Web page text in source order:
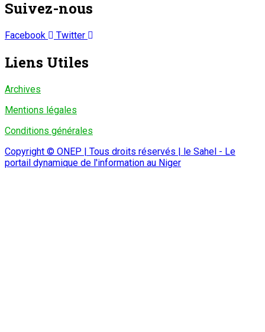
Suivez-nous
Facebook Twitter
Liens Utiles
Archives
Mentions légales
Conditions générales
Copyright © ONEP | Tous droits réservés | le Sahel - Le
portail dynamique de l'information au Niger